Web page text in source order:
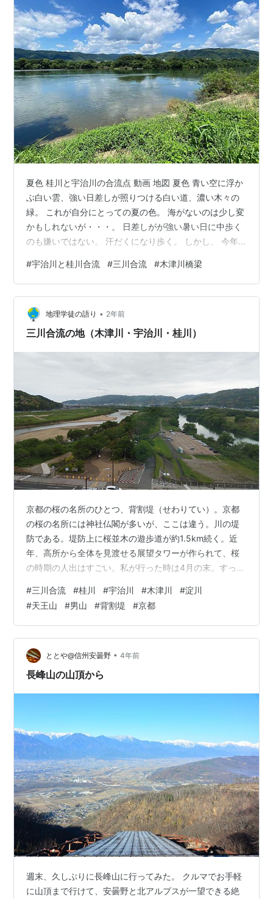
夏色 桂川と宇治川の合流点 動画 地図 夏色 青い空に浮か
ぶ白い雲、強い日差しが照りつける白い道、濃い木々の
緑。 これが自分にとっての夏の色。 海がないのは少し変
かもしれないが・・・。 日差しがが強い暑い日に中歩く
のも嫌いではない。 汗だくになり歩く。 しかし、 今年
ら3時間ぐらいは京都を歩いたことがあるが、この日はで
きなかった。 1時間が限界だった。 気温は３６度以上だ
ったのではないかと思う。 ↓木津川・木津川御幸橋 宇治
川堤より 川辺の道(宇治川と桂川合流点近く)サイクリン
グロードになっている。 桂川と宇治川合流点 今年の暑さ
#宇治川と桂川合流 #三川合流 #木津川橋梁
地理学徒の語り • 2年前
三川合流の地（木津川・宇治川・桂川）
京都の桜の名所のひとつ、背割堤（せわりてい）。京都
の桜の名所には神社仏閣が多いが、ここは違う。川の堤
防である。堤防上に桜並木の遊歩道が約1.5km続く。近
年、高所から全体を見渡せる展望タワーが作られて、桜
の時期の人出はすごい。私が行った時は4月の末。すっか
中、静かですがすがしい散歩道だ。 背割堤上の遊歩道と
桜並木 背割堤は、木津川と宇治川を仕切る堤防として、
1917に建設された。堤防の先で両川は合流。そのまたす
ぐ先で桂川も合流する。「三川合流」と呼ばれる地であ
る。 北に天下分け目の山崎の戦いの天王山、南には石清
水八幡宮が鎮座する男山があって、その…
#三川合流 #桂川 #宇治川 #木津川 #淀川
#天王山 #男山 #背割堤 #京都
ととや@信州安曇野 • 4年前
長峰山の山頂から
週末、久しぶりに長峰山に行ってみた。 クルマでお手軽
に山頂まで行けて、安曇野と北アルプスが一望できる絶